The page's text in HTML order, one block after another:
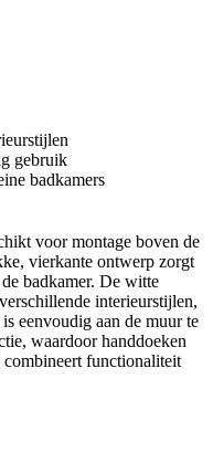
gebruik
badkamers
voor montage boven de
vierkante ontwerp zorgt
badkamer. De witte
interieurstijlen,
eenvoudig aan de muur te
waardoor handdoeken
functionaliteit